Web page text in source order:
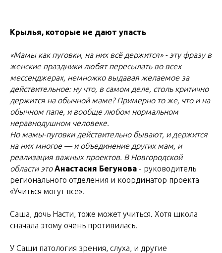
Крылья, которые не дают упасть
«Мамы как пуговки, на них всё держится» - эту фразу в
женские праздники любят пересылать во всех
мессенджерах, немножко выдавая желаемое за
действительное: ну что, в самом деле, столь критично
держится на обычной маме? Примерно то же, что и на
обычном папе, и вообще любом нормальном
неравнодушном человеке.
Но мамы-пуговки действительно бывают, и держится
на них многое — и объединение других мам, и
реализация важных проектов. В Новгородской
области этоАнастасия Бегунова - руководитель
регионального отделения и координатор проекта
«Учиться могут все».
Саша, дочь Насти, тоже может учиться. Хотя школа
сначала этому очень противилась.
У Саши патология зрения, слуха, и другие